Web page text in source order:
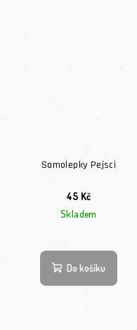
Samolepky Pejsci
45 Kč
Skladem
Do košíku